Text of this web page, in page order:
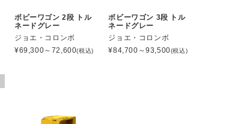
ボビーワゴン 2段 トル
ネードグレー
ジョエ・コロンボ
¥69,300～72,600(税込)
ボビーワゴン 3段 トル
ネードグレー
ジョエ・コロンボ
¥84,700～93,500(税込)